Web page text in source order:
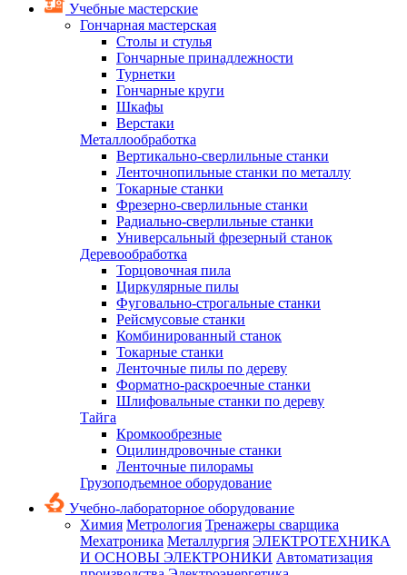
Учебные мастерские
Гончарная мастерская
Столы и стулья
Гончарные принадлежности
Турнетки
Гончарные круги
Шкафы
Верстаки
Металлообработка
Вертикально-сверлильные станки
Ленточнопильные станки по металлу
Токарные станки
Фрезерно-сверлильные станки
Радиально-сверлильные станки
Универсальный фрезерный станок
Деревообработка
Торцовочная пила
Циркулярные пилы
Фуговально-строгальные станки
Рейсмусовые станки
Комбинированный станок
Токарные станки
Ленточные пилы по дереву
Форматно-раскроечные станки
Шлифовальные станки по дереву
Тайга
Кромкообрезные
Оцилиндровочные станки
Ленточные пилорамы
Грузоподъемное оборудование
Учебно-лабораторное оборудование
Химия Метрология Тренажеры сварщика
Мехатроника Металлургия ЭЛЕКТРОТЕХНИКА
И ОСНОВЫ ЭЛЕКТРОНИКИ Автоматизация